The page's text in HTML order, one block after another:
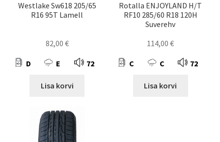
Westlake Sw618 205/65
R16 95T Lamell
82,00 €
D E 72
Lisa korvi
Rotalla ENJOYLAND H/T
RF10 285/60 R18 120H
Suverehv
114,00€
C C 72
Lisa korvi